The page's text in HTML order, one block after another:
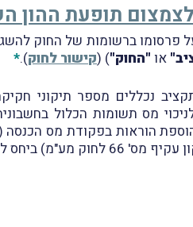
תופעת ההון
או "החוק") (קישור לחוק).
*
מס תשומות הכלול